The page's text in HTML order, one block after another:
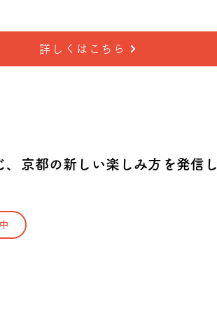
詳しくはこちら
京都の新しい楽しみ方を発信し